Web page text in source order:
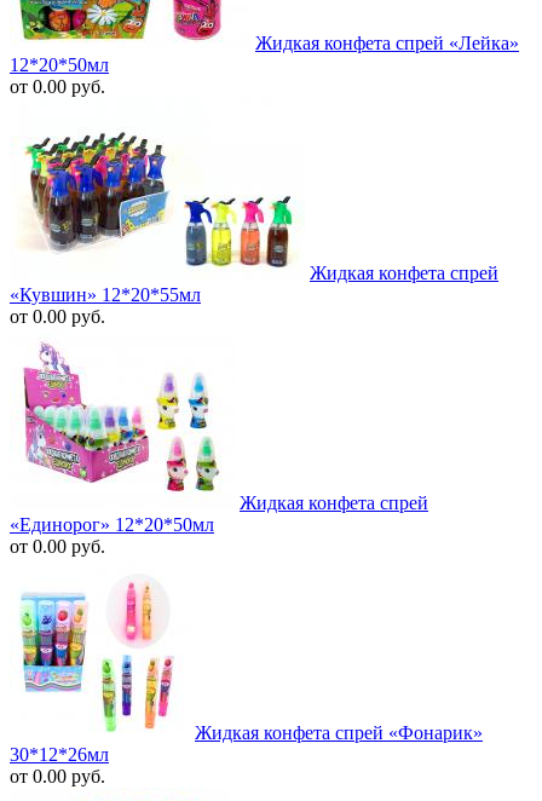
Жидкая конфета спрей «Лейка»
12*20*50мл
от 0.00 руб.
Жидкая конфета спрей
«Кувшин» 12*20*55мл
от 0.00 руб.
Жидкая конфета спрей
«Единорог» 12*20*50мл
от 0.00 руб.
Жидкая конфета спрей «Фонарик»
30*12*26мл
от 0.00 руб.